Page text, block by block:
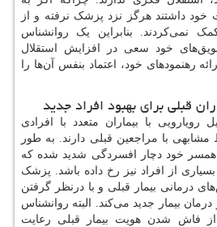
خود داشتند هرگز نزد پزشک نرفته و از
نمی‌کردند. بنابراین یک روانشناس
خود سعی در افزایش استقلال
رهنمودهای خود، اعتماد بنفس آن‌ها را
قبلی برای بهبود افراد جدید
رویارویی با بیماران متعدد با افرادی
با مراجعین قبلی دارند. به طور
همسر خود دچار افسردگی شدید شده که
از افراد نیز رخ داده باشد. پزشک
درمانی بیمار قبلی و با درنظر گرفتن
بیمار جدید می‌کند. البته روانشناس
از فاش شدن هویت بیمار قبلی رعایت